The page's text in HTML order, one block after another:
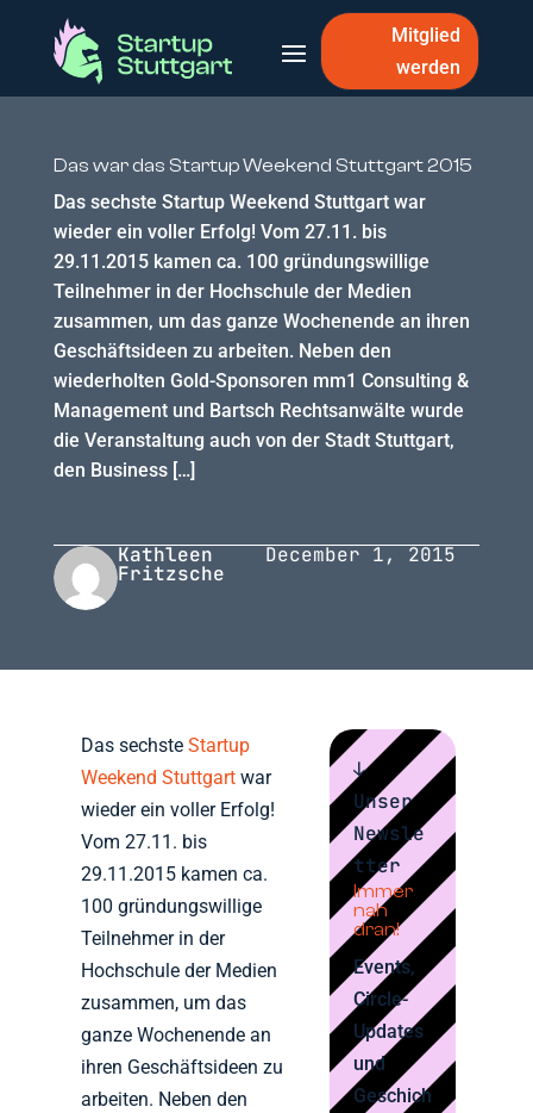
Mitglied
werden
Das war das Startup Weekend Stuttgart 2015
Das sechste Startup Weekend Stuttgart war
wieder ein voller Erfolg! Vom 27.11. bis
29.11.2015 kamen ca. 100 gründungswillige
Teilnehmer in der Hochschule der Medien
zusammen, um das ganze Wochenende an ihren
Geschäftsideen zu arbeiten. Neben den
wiederholten Gold-Sponsoren mm1 Consulting &
Management und Bartsch Rechtsanwälte wurde
die Veranstaltung auch von der Stadt Stuttgart,
den Business […]
Kathleen
Fritzsche
December 1, 2015
Das sechsteStartup
Weekend Stuttgart war
wieder ein voller Erfolg!
Vom 27.11. bis
29.11.2015 kamen ca.
100 gründungswillige
Teilnehmer in der
Hochschule der Medien
zusammen, um das
ganze Wochenende an
ihren Geschäftsideen zu
arbeiten. Neben den
↓
Unser
Newsle
tter
Immer
nah
dran!
Events,
Circle-
Updates
und
Geschich